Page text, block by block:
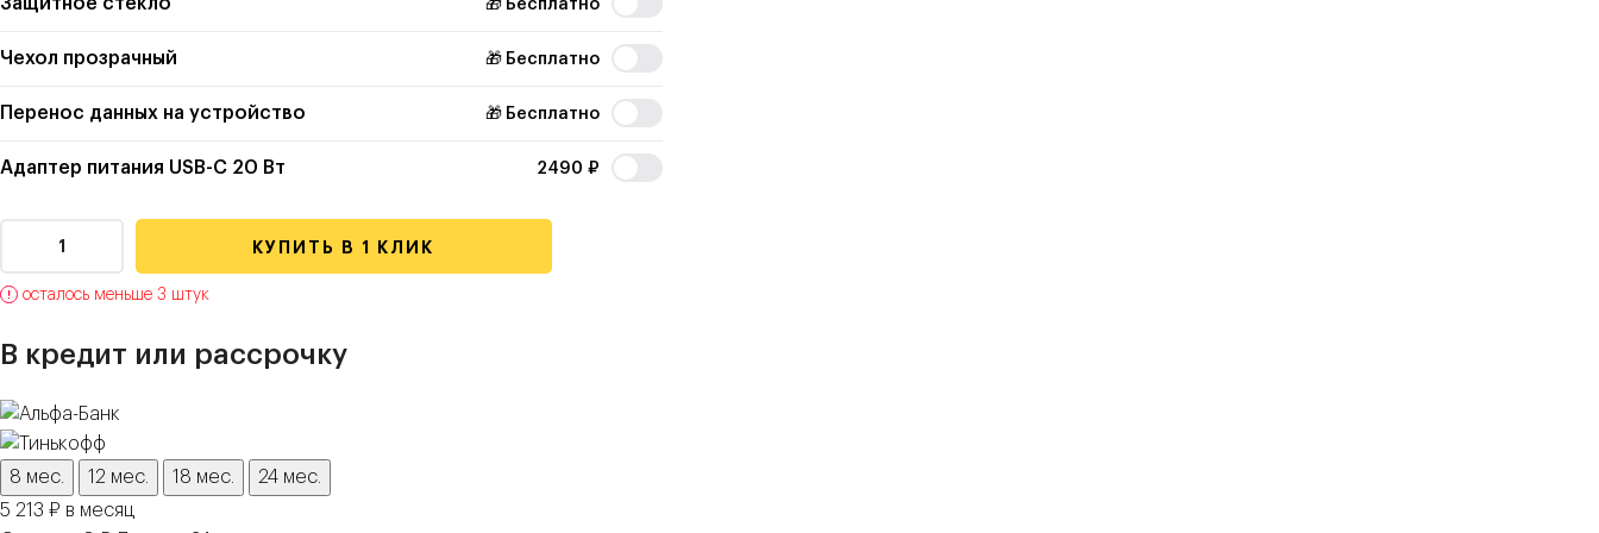
Защитное стекло 🎁 Бесплатно
Чехол прозрачный 🎁 Бесплатно
Перенос данных на устройство 🎁 Бесплатно
Адаптер питания USB-C 20 Вт 2490 ₽
КУПИТЬ В 1 КЛИК
осталось меньше 3 штук
В кредит или рассрочку
8 мес. 12 мес. 18 мес.
24 мес.
5 213 ₽ в месяц